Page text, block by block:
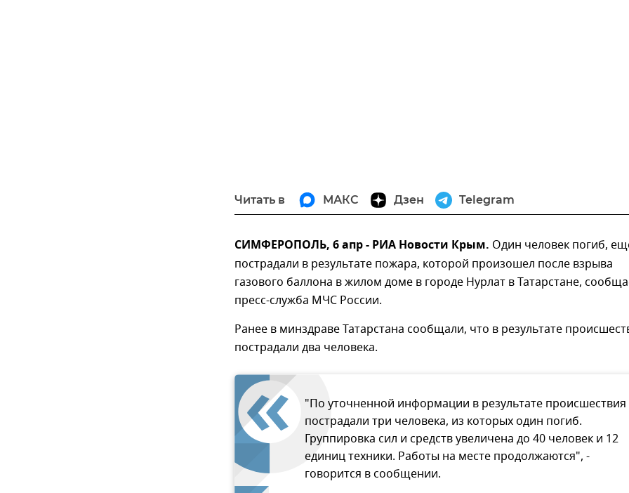
Читать в МАКС Дзен Telegram
СИМФЕРОПОЛЬ, 6 апр - РИА Новости Крым. Один человек погиб,
пострадали в результате пожара, которой произошел после взрыва
газового баллона в жилом доме в городе Нурлат в Татарстане,
пресс-служба МЧС России.
Ранее в минздраве Татарстана сообщали, что в результате
пострадали два человека.
"По уточненной информации в результате происшествия
пострадали три человека, из которых один погиб.
Группировка сил и средств увеличена до 40 человек и 12
единиц техники. Работы на месте продолжаются", -
говорится в сообщении.